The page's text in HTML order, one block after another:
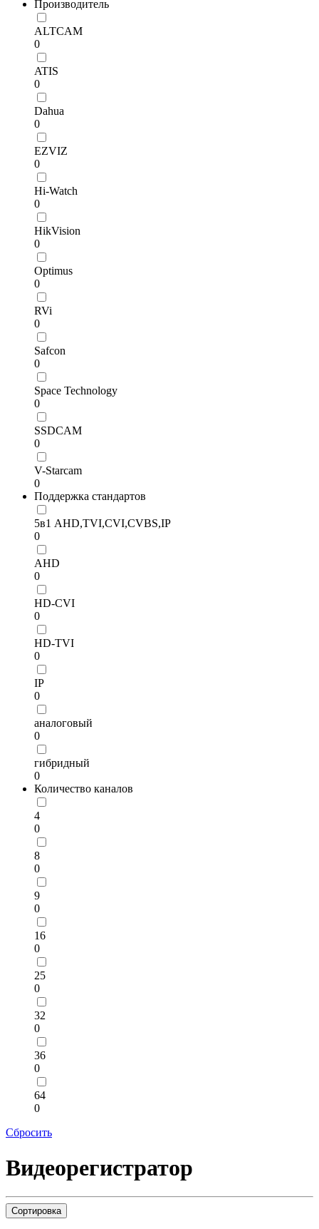
Производитель
ALTCAM
0
ATIS
0
Dahua
0
EZVIZ
0
Hi-Watch
0
HikVision
0
Optimus
0
RVi
0
Safcon
0
Space Technology
0
SSDCAM
0
V-Starcam
0
Поддержка стандартов
5в1 AHD,TVI,CVI,CVBS,IP
0
AHD
0
HD-CVI
0
HD-TVI
0
IP
0
аналоговый
0
гибридный
0
Количество каналов
4
0
8
0
9
0
16
0
25
0
32
0
36
0
64
0
Сбросить
Видеорегистратор
Сортировка